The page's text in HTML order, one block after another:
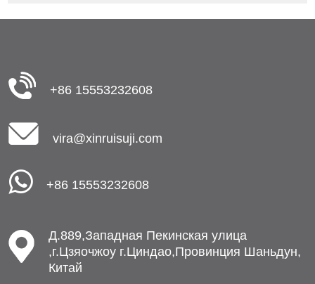
+86 15553232608
vira@xinruisuji.com
+86 15553232608
Д.889,Западная Пекинская улица
,г.Цзяочжоу г.Циндао,Провинция Шаньдун,
Китай